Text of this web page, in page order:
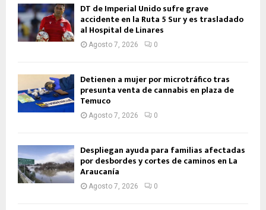
DT de Imperial Unido sufre grave
accidente en la Ruta 5 Sur y es trasladado
al Hospital de Linares
Agosto 7, 2026 0
Detienen a mujer por microtráfico tras
presunta venta de cannabis en plaza de
Temuco
Agosto 7, 2026 0
Despliegan ayuda para familias afectadas
por desbordes y cortes de caminos en La
Araucanía
Agosto 7, 2026 0